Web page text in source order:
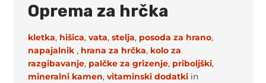
Oprema za hrčka
kletka, hišica,vata,stelja, posoda za hrano,
napajalnik , hrana za hrčka, kolo za
razgibavanje, palčke za grizenje, priboljški,
mineralni kamen,vitaminski dodatki in